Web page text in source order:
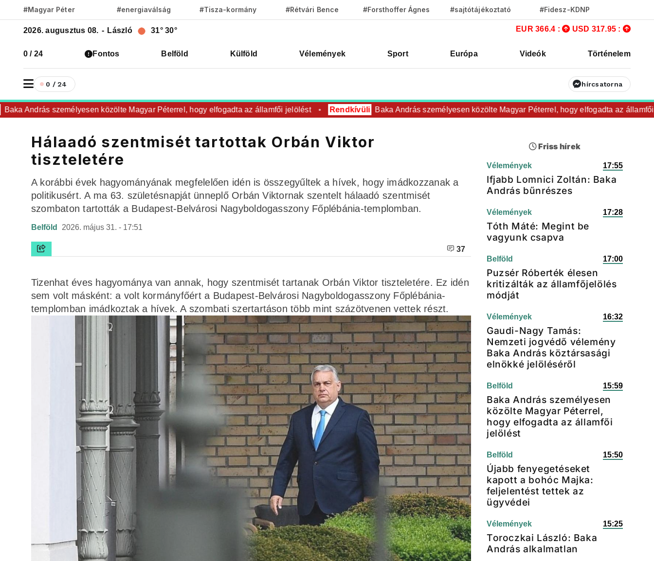
#Magyar Péter #energiaválság #Tisza-kormány #Rétvári Bence #Forsthoffer Ágnes #sajtótájékoztató #Fidesz-KDNP
2026. augusztus 08. - László 31° 30° EUR 366.4 : USD 317.95 :
0 / 24 Fontos Belföld Külföld Vélemények Sport Európa Videók Történelem
0 / 24 hírcsatorna
András személyesen közölte Magyar Péterrel, hogy elfogadta az államfői jelölést Rendkívüli Baka András személyesen közölte Magyar Péterrel, hogy elfogadta az államfői
Hálaadó szentmisét tartottak Orbán Viktor
tiszteletére
A korábbi évek hagyományának megfelelően idén is összegyűltek a hívek, hogy imádkozzanak a
politikusért. A ma 63. születésnapját ünneplő Orbán Viktornak szentelt hálaadó szentmisét
szombaton tartották a Budapest-Belvárosi Nagyboldogasszony Főplébánia-templomban.
Belföld 2026. május 31. - 17:51
37
Tizenhat éves hagyománya van annak, hogy szentmisét tartanak Orbán Viktor tiszteletére. Ez idén
sem volt másként: a volt kormányfőért a Budapest-Belvárosi Nagyboldogasszony Főplébánia-
templomban imádkoztak a hívek. A szombati szertartáson több mint százötvenen vettek részt.
Friss hírek
Vélemények 17:55
Ifjabb Lomnici Zoltán: Baka
András bűnrészes
Vélemények 17:28
Tóth Máté: Megint be
vagyunk csapva
Belföld 17:00
Puzsér Róberték élesen
kritizálták az államfőjelölés
módját
Vélemények 16:32
Gaudi-Nagy Tamás:
Nemzeti jogvédő vélemény
Baka András köztársasági
elnökké jelöléséről
Belföld 15:59
Baka András személyesen
közölte Magyar Péterrel,
hogy elfogadta az államfői
jelölést
Belföld 15:50
Újabb fenyegetéseket
kapott a bohóc Majka:
feljelentést tettek az
ügyvédei
Vélemények 15:25
Toroczkai László: Baka
András alkalmatlan